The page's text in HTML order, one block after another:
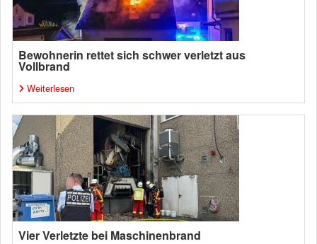
Bewohnerin rettet sich schwer verletzt aus
Vollbrand
Weiterlesen
Vier Verletzte bei Maschinenbrand